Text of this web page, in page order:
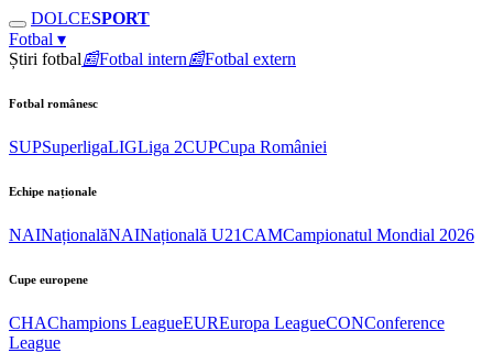
DOLCESPORT
Fotbal ▾
Știri fotbal📰Fotbal intern📰Fotbal extern
Fotbal românesc
SUPSuperligaLIGLiga 2CUPCupa României
Echipe naționale
NAINaționalăNAINațională U21CAMCampionatul Mondial 2026
Cupe europene
CHAChampions LeagueEUREuropa LeagueCONConference
League